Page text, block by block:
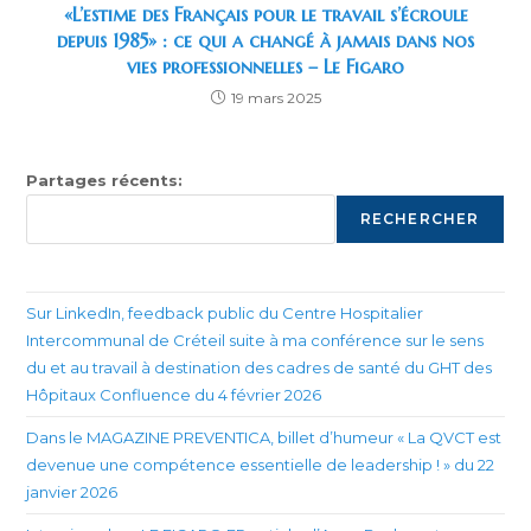
«L’estime des Français pour le travail s’écroule
depuis 1985» : ce qui a changé à jamais dans nos
vies professionnelles – Le Figaro
19 mars 2025
Partages récents:
RECHERCHER
Sur LinkedIn, feedback public du Centre Hospitalier
Intercommunal de Créteil suite à ma conférence sur le sens
du et au travail à destination des cadres de santé du GHT des
Hôpitaux Confluence du 4 février 2026
Dans le MAGAZINE PREVENTICA, billet d’humeur « La QVCT est
devenue une compétence essentielle de leadership ! » du 22
janvier 2026